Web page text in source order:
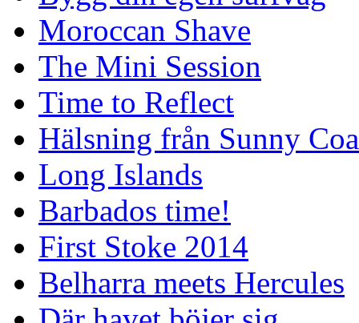
Moroccan Shave
The Mini Session
Time to Reflect
Hälsning från Sunny
Long Islands
Barbados time!
First Stoke 2014
Belharra meets Hercules